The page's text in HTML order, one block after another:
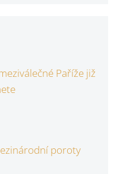
Paříže již
poroty